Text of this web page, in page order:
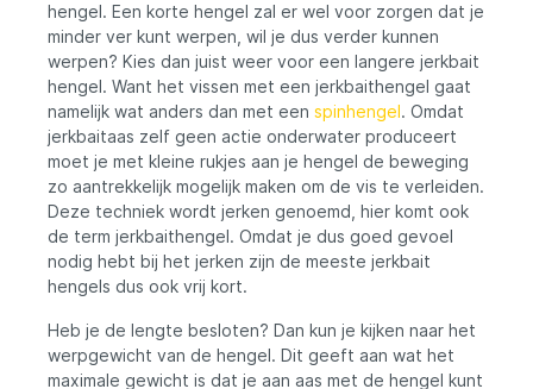
hengel. Een korte hengel zal er wel voor zorgen dat je
minder ver kunt werpen, wil je dus verder kunnen
werpen? Kies dan juist weer voor een langere jerkbait
hengel. Want het vissen met een jerkbaithengel gaat
namelijk wat anders dan met een spinhengel. Omdat
jerkbaitaas zelf geen actie onderwater produceert
moet je met kleine rukjes aan je hengel de beweging
zo aantrekkelijk mogelijk maken om de vis te verleiden.
Deze techniek wordt jerken genoemd, hier komt ook
de term jerkbaithengel. Omdat je dus goed gevoel
nodig hebt bij het jerken zijn de meeste jerkbait
hengels dus ook vrij kort.
Heb je de lengte besloten? Dan kun je kijken naar het
werpgewicht van de hengel. Dit geeft aan wat het
maximale gewicht is dat je aan aas met de hengel kunt